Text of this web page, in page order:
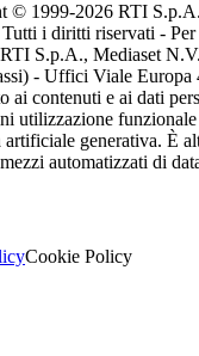
© 1999-2026 RTI
i diritti riservati -
S.p.A., Mediaset
- Uffici Viale
ai contenuti e ai dati
utilizzazione funzionale
generativa. È
automatizzati di
Cookie Policy